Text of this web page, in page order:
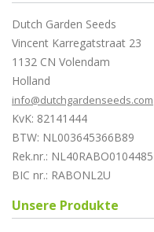
Dutch Garden Seeds
Vincent Karregatstraat 23
1132 CN Volendam
Holland
info@dutchgardenseeds.com
KvK: 82141444
BTW: NL003645366B89
Rek.nr.:
BIC nr.: RABONL2U
Unsere Produkte